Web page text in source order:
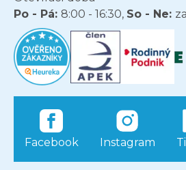
Po - Pá: 8:00 - 16:30, So - Ne:
Facebook Instagram